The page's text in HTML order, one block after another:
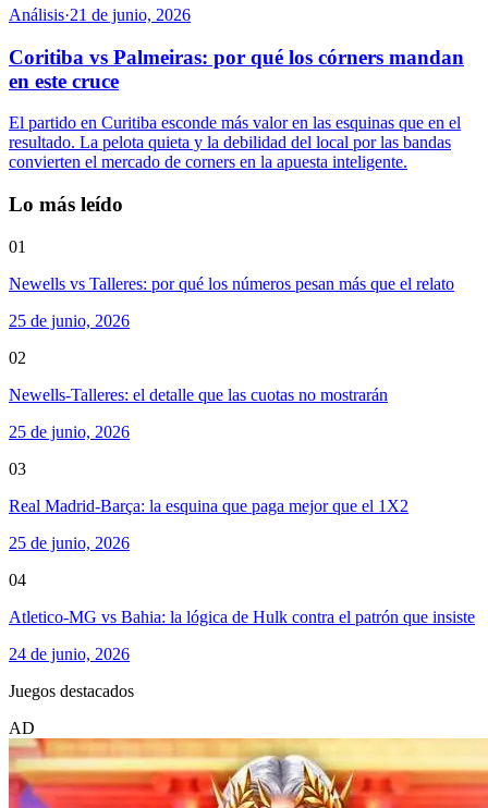
Análisis·21 de junio, 2026
Coritiba vs Palmeiras: por qué los córners mandan
en este cruce
El partido en Curitiba esconde más valor en las esquinas que en el
resultado. La pelota quieta y la debilidad del local por las bandas
convierten el mercado de corners en la apuesta inteligente.
Lo más leído
01
Newells vs Talleres: por qué los números pesan más que el relato
25 de junio, 2026
02
Newells-Talleres: el detalle que las cuotas no mostrarán
25 de junio, 2026
03
Real Madrid-Barça: la esquina que paga mejor que el 1X2
25 de junio, 2026
04
Atletico-MG vs Bahia: la lógica de Hulk contra el patrón que insiste
24 de junio, 2026
Juegos destacados
AD